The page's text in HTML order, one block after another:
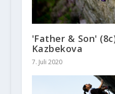
'Father & Son'
Kazbekova
7. Juli 2020